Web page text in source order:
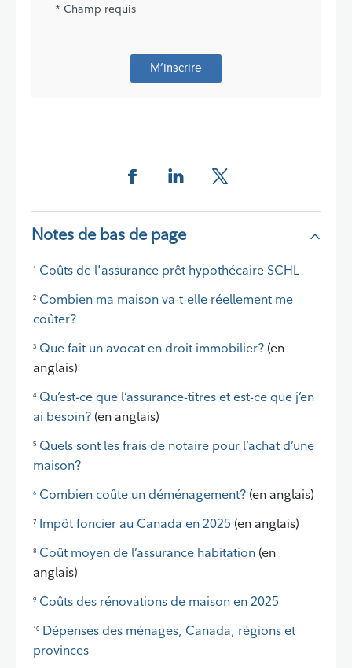
* Champ requis
M’inscrire
Notes de bas de page
1 Coûts de l'assurance prêt hypothécaire SCHL
2 Combien ma maison va-t-elle réellement me
coûter?
3 Que fait un avocat en droit immobilier? (en
anglais)
4 Qu’est-ce que l’assurance-titres et est-ce que j’en
ai besoin? (en anglais)
5 Quels sont les frais de notaire pour l’achat d’une
maison?
6 Combien coûte un déménagement? (en anglais)
7 Impôt foncier au Canada en 2025 (en anglais)
8 Coût moyen de l’assurance habitation (en
anglais)
9 Coûts des rénovations de maison en 2025
10 Dépenses des ménages, Canada, régions et
provinces